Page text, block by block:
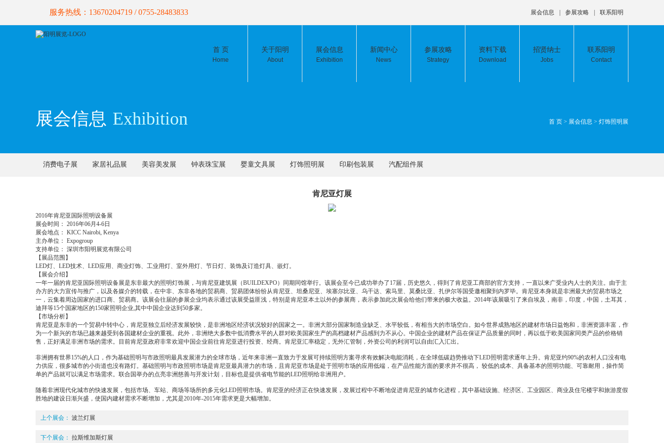
服务热线：13670204719 / 0755-28483833 展会信息 参展攻略 联系阳明
首 页
Home
关于阳明
About
展会信息
Exhibition
新闻中心
News
参展攻略
Strategy
资料下载
Download
招贤纳士
Jobs
联系阳明
Contact
展会信息 Exhibition 首 页 > 展会信息 > 灯饰照明展
消费电子展 家居礼品展 美容美发展 钟表珠宝展 婴童文具展 灯饰照明展 印刷包装展 汽配组件展
肯尼亚灯展
2016年肯尼亚国际照明设备展
展会时间： 2016年06月4-6日
展会地点： KICC Nairobi, Kenya
主办单位： Expogroup
支持单位： 深圳市阳明展览有限公司
【展品范围】
LED灯、LED技术、LED应用、商业灯饰、工业用灯、室外用灯、节日灯、装饰及订造灯具、嵌灯。
【展会介绍】
一年一届的肯尼亚国际照明设备展是东非最大的照明灯饰展，与肯尼亚建筑展（BUILDEXPO）同期同馆举行。该展会至今已成功举办了17届，历史悠久，得到了肯尼亚工商部的官方支持，一直以来广受业内人士的关注。由于主
办方的大力宣传与推广，以及各媒介的转载，在中非、东非各地的贸易商、贸易团体纷纷从肯尼亚、坦桑尼亚、埃塞尔比亚、乌干达、索马里、莫桑比亚、扎伊尔等国受邀相聚到内罗毕。肯尼亚本身就是非洲最大的贸易市场之
一，云集着周边国家的进口商、贸易商。该展会往届的参展企业均表示通过该展受益匪浅，特别是肯尼亚本土以外的参展商，表示参加此次展会给他们带来的极大收益。2014年该展吸引了来自埃及，南非，印度，中国，土耳其，
迪拜等15个国家地区的150家照明企业,其中中国企业达到50多家。
【市场分析】
肯尼亚是东非的一个贸易中转中心，肯尼亚独立后经济发展较快，是非洲地区经济状况较好的国家之一。非洲大部分国家制造业缺乏、水平较低，有相当大的市场空白。如今世界成熟地区的建材市场日益饱和，非洲资源丰富，作
为一个新兴的市场已越来越受到各国建材企业的重视。此外，非洲绝大多数中低消费水平的人群对欧美国家生产的高档建材产品感到力不从心。中国企业的建材产品在保证产品质量的同时，再以低于欧美国家同类产品的价格销
售，正好满足非洲市场的需求。目前肯尼亚政府非常欢迎中国企业前往肯尼亚进行投资、经商。肯尼亚汇率稳定，无外汇管制，外资公司的利润可以自由汇入汇出。
非洲拥有世界15%的人口，作为基础照明与市政照明最具发展潜力的全球市场，近年来非洲一直致力于发展可持续照明方案寻求有效解决电能消耗，在全球低碳趋势推动下LED照明需求逐年上升。肯尼亚约90%的农村人口没有电
力供应，很多城市的小街道也没有路灯。基础照明与市政照明市场是肯尼亚最具潜力的市场，且肯尼亚市场是处于照明市场的应用低端，在产品性能方面的要求并不很高， 较低的成本、具备基本的照明功能、可靠耐用，操作简
单的产品就可以满足市场需求。联合国举办的点亮非洲慈善与开发计划，目标也是提供省电节能的LED照明给非洲用户。
随着非洲现代化城市的快速发展，包括市场、车站、商场等场所的多元化LED照明市场。肯尼亚的经济正在快速发展，发展过程中不断地促进肯尼亚的城市化进程，其中基础设施、经济区、工业园区、商业及住宅楼宇和旅游度假
胜地的建设日渐兴盛，使国内建材需求不断增加，尤其是2010年-2015年需求更是大幅增加。
上个展会： 波兰灯展
下个展会： 拉斯维加斯灯展